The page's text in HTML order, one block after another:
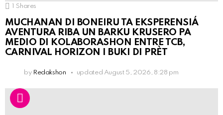
Shares
MUCHANAN DI BONEIRU TA EKSPERENSIÁ
AVENTURA RIBA UN BARKU KRUSERO PA
MEDIO DI KOLABORASHON ENTRE TCB,
CARNIVAL HORIZON I BUKI DI PRÈT
by Redakshon updated August 5, 2026, 8:28 pm